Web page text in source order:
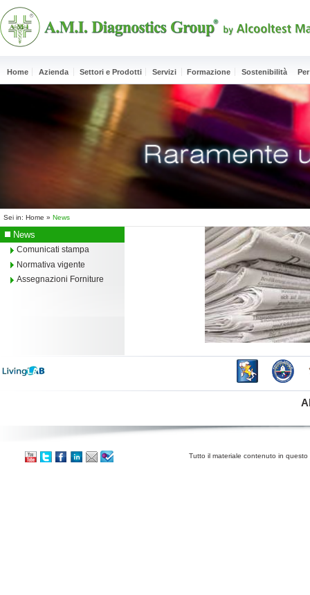
Home Azienda Settori e Prodotti Servizi Formazione Sostenibilità
Sei in: Home » News
News
Comunicati stampa
Normativa vigente
Assegnazioni Forniture
Tutto il materiale contenuto in